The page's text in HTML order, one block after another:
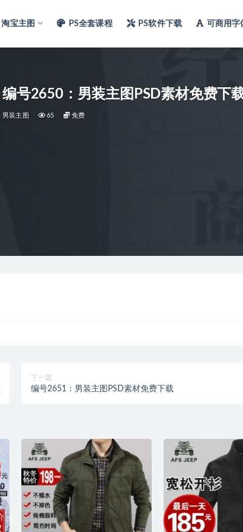
淘宝主图 PS全套课程 PS软件下载 可商用字
编号2650：男装主图PSD素材免费下
男装主图 65 免费
下一篇
编号2651：男装主图PSD素材免费下载